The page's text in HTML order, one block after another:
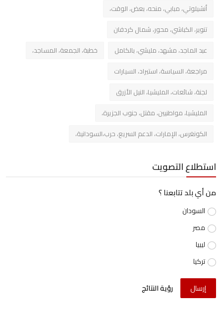
أنشيلوتي، مبابي، منحه، بعض، الوقت،
تنوير، الكباشي، محور، شمال كردفان
عبد الماجد، مشهد، مليشي، بالكامل
خطبة، الجمعة، المساجد،
مراجعة، السياسة، استيراد، السيارات
لجنة، شائعات، المليشيا، النيل الأزرق
المليشيا، مواطنيين، مقتل، جنوب الجزيرة،
الكونغرس، الإمارات، الدعم السريع، حرب،السودانية،
استطلاع التصويت
من أي بلد تتابعنا ؟
السودان
مصر
ليبيا
تركيا
إرسال رؤية النتائج